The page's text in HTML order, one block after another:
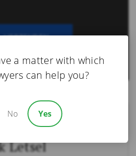
Advocaat Voor
Letsel
a matter with which
can help you?
No Yes